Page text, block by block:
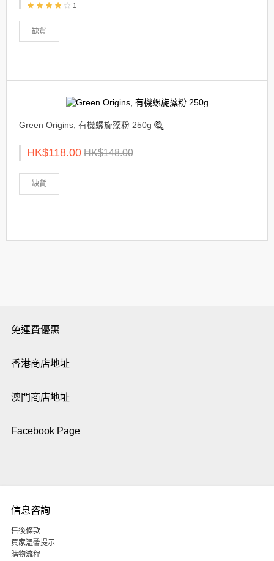
1
缺貨
Green Origins, 有機螺旋藻粉 250g
HK$118.00 HK$148.00
缺貨
免運費優惠
香港商店地址
澳門商店地址
Facebook Page
信息咨詢
售後條款
買家溫馨提示
購物流程